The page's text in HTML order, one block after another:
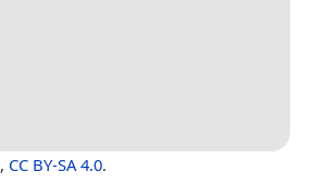
, CC BY-SA 4.0.